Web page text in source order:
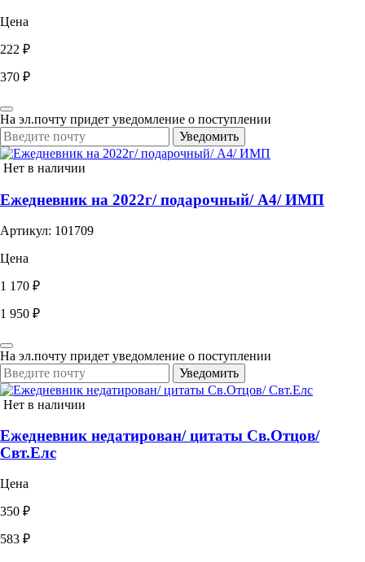
Цена
222 ₽
370 ₽
На эл.почту придет уведомление о поступлении
Уведомить
Нет в наличии
Ежедневник на 2022г/ подарочный/ А4/ ИМП
Артикул: 101709
Цена
1 170 ₽
1 950 ₽
На эл.почту придет уведомление о поступлении
Уведомить
Нет в наличии
Ежедневник недатирован/ цитаты Св.Отцов/
Свт.Елс
Цена
350 ₽
583 ₽